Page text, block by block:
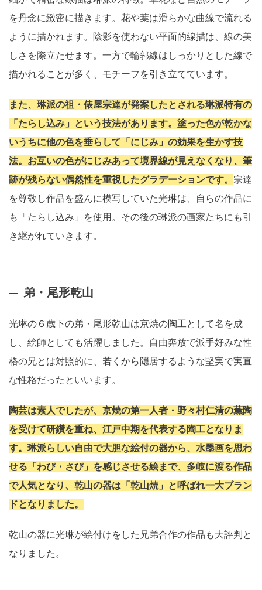
を丹念に緻密に描きます。花や葉は滑らかな曲線で流れる
ように描かれます。陰影を使わない平面的線描は、線の美
しさを際立たせます。一方で輪郭線はしっかりとした線で
描かれることが多く、モチーフを引き立てています。
また、琳派の祖・俵屋宗達が発案したとされる琳派特有の
「たらし込み」という技法があります。塗った色が乾かな
いうちに他の色を垂らして「にじみ」の効果を生かす技
法。お互いの色がにじみあって境界線が見えなくなり、筆
跡が残らない偶然性を重視したグラデーションです。 宗達
を尊敬し作品を盛んに模写していた光琳は、自らの作品に
も「たらし込み」を使用。その後の琳派の画家たちにも引
き継がれていきます。
弟・尾形乾山
光琳の６歳下の弟・尾形乾山は京焼の陶工として名を成
し、絵師としても活躍しました。自由奔放で派手好みな性
格の兄とは対照的に、若くから隠居するような堅実で実直
な性格だったといいます。
陶芸は素人でしたが、京焼の第一人者・野々村仁清の薫陶
を受けて研鑽を重ね、江戸中期を代表する陶工となりま
す。琳派らしい自由で大胆な絵付の器から、水墨画を思わ
せる「わび・さび」を感じさせる絵まで、多岐に渡る作品
で人気となり、乾山の器は「乾山焼」と呼ばれ一大ブラン
ドとなりました。
乾山の器に光琳が絵付けをした兄弟合作の作品も大評判と
なりました。